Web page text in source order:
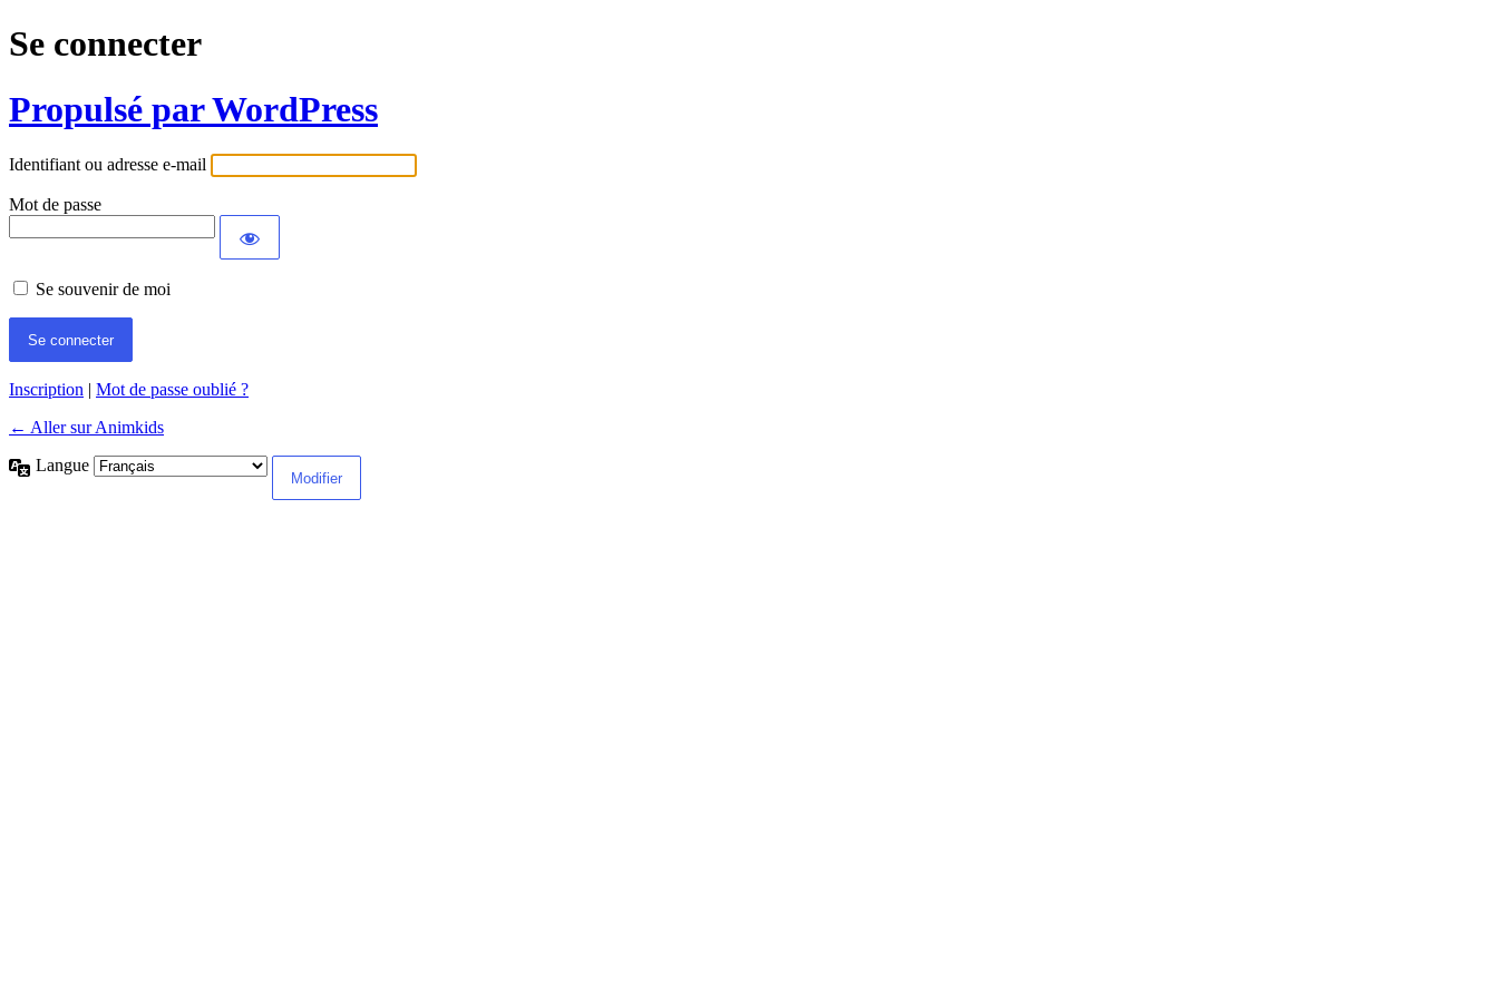
Se connecter
Propulsé par WordPress
Identifiant ou adresse e-mail
Mot de passe
Se souvenir de moi
Inscription | Mot de passe oublié ?
← Aller sur Animkids
Langue